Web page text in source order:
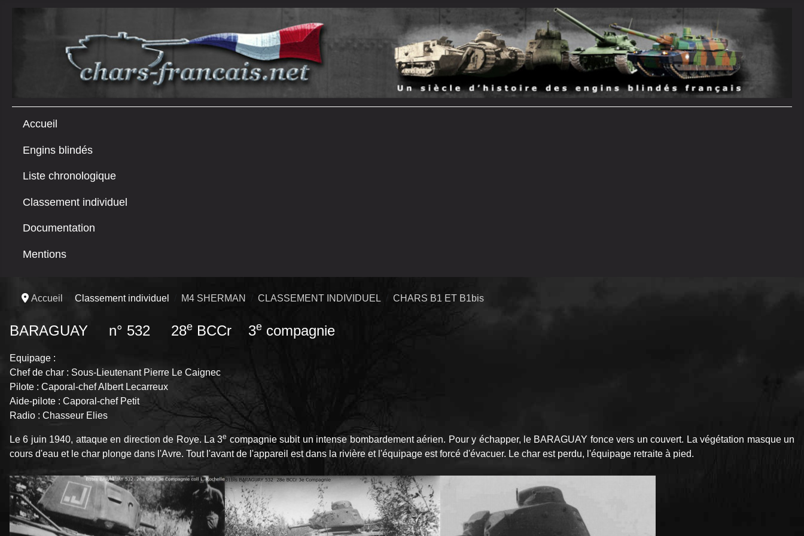
Accueil
Engins blindés
Liste chronologique
Classement individuel
Documentation
Mentions
Accueil Classement individuel M4 SHERMAN CLASSEMENT INDIVIDUEL CHARS B1 ET B1bis
BARAGUAY n° 532 28e BCCr 3e compagnie
Equipage :
Chef de char : Sous-Lieutenant Pierre Le Caignec
Pilote : Caporal-chef Albert Lecarreux
Aide-pilote : Caporal-chef Petit
Radio : Chasseur Elies
Le 6 juin 1940, attaque en direction de Roye. La 3e compagnie subit un intense bombardement aérien. Pour y échapper, le BARAGUAY fonce vers un couvert. La végétation masque un
cours d'eau et le char plonge dans l'Avre. Tout l'avant de l'appareil est dans la rivière et l'équipage est forcé d'évacuer. Le char est perdu, l'équipage retraite à pied.